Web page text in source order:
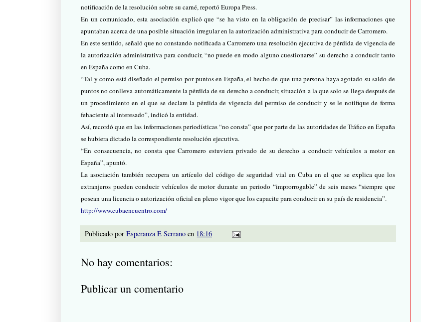
notificación de la resolución sobre su carné, reportó Europa Press.
En un comunicado, esta asociación explicó que “se ha visto en la obligación de precisar” las informaciones que
apuntaban acerca de una posible situación irregular en la autorización administrativa para conducir de Carromero.
En este sentido, señaló que no constando notificada a Carromero una resolución ejecutiva de pérdida de vigencia de
la autorización administrativa para conducir, “no puede en modo alguno cuestionarse” su derecho a conducir tanto
en España como en Cuba.
“Tal y como está diseñado el permiso por puntos en España, el hecho de que una persona haya agotado su saldo de
puntos no conlleva automáticamente la pérdida de su derecho a conducir, situación a la que solo se llega después de
un procedimiento en el que se declare la pérdida de vigencia del permiso de conducir y se le notifique de forma
fehaciente al interesado”, indicó la entidad.
Así, recordó que en las informaciones periodísticas “no consta” que por parte de las autoridades de Tráfico en España
se hubiera dictado la correspondiente resolución ejecutiva.
“En consecuencia, no consta que Carromero estuviera privado de su derecho a conducir vehículos a motor en
España”, apuntó.
La asociación también recupera un artículo del código de seguridad vial en Cuba en el que se explica que los
extranjeros pueden conducir vehículos de motor durante un periodo “improrrogable” de seis meses “siempre que
posean una licencia o autorización oficial en pleno vigor que los capacite para conducir en su país de residencia”.
http://www.cubaencuentro.com/
Publicado por Esperanza E Serrano en 18:16
No hay comentarios:
Publicar un comentario